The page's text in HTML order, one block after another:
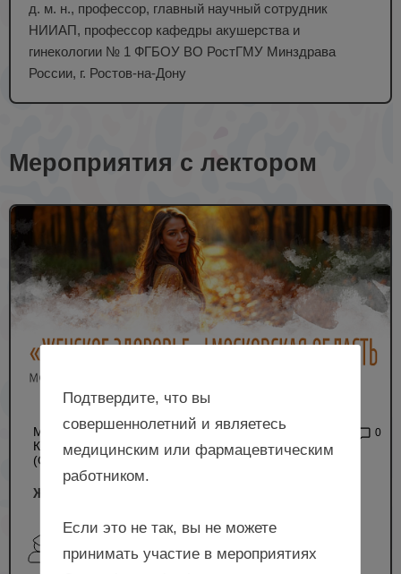
д. м. н., профессор, главный научный сотрудник
НИИАП, профессор кафедры акушерства и
гинекологии № 1 ФГБОУ ВО РостГМУ Минздрава
России, г. Ростов-на-Дону
Мероприятия с лектором
МЕЖРЕГИОНАЛЬНАЯ
КОНФЕРЕНЦИЯ РОАГ
(ОЧНЫЙ ФОРМАТ)
0
Женское здоровье, Московская область
Дудинская Е.Н., Краснопольская И.В. и др.
Подтвердите, что вы
совершеннолетний и являетесь
медицинским или фармацевтическим
работником.
Если это не так, вы не можете
принимать участие в мероприятиях